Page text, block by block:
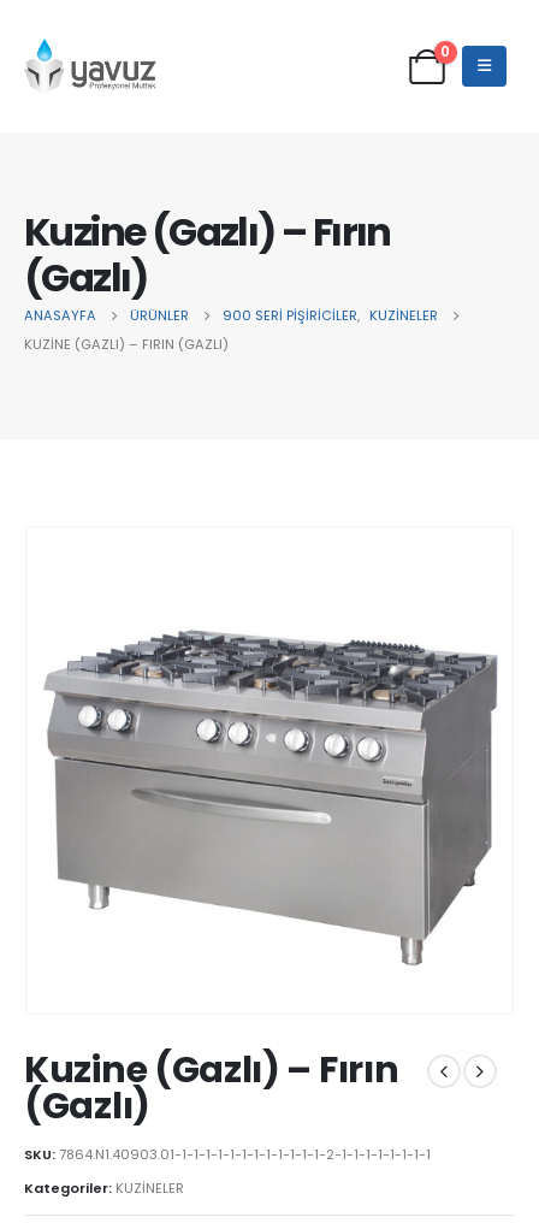
0
Kuzine (Gazlı) – Fırın
(Gazlı)
ANASAYFA ÜRÜNLER 900 SERİ PİŞİRİCİLER, KUZİNELER
KUZINE (GAZLI) – FIRIN (GAZLI)
Kuzine (Gazlı) – Fırın
(Gazlı)
SKU:7864.N1.40903.01-1-1-1-1-1-1-1-1-1-1-1-1-2-1-1-1-1-1-1-1-1
Kategoriler: KUZİNELER